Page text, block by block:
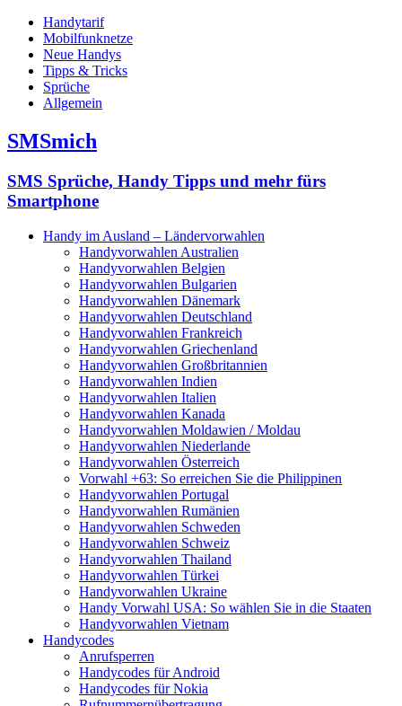
Handytarif
Mobilfunknetze
Neue Handys
Tipps & Tricks
Sprüche
Allgemein
SMSmich
SMS Sprüche, Handy Tipps und mehr fürs
Smartphone
Handy im Ausland – Ländervorwahlen
Handyvorwahlen Australien
Handyvorwahlen Belgien
Handyvorwahlen Bulgarien
Handyvorwahlen Dänemark
Handyvorwahlen Deutschland
Handyvorwahlen Frankreich
Handyvorwahlen Griechenland
Handyvorwahlen Großbritannien
Handyvorwahlen Indien
Handyvorwahlen Italien
Handyvorwahlen Kanada
Handyvorwahlen Moldawien / Moldau
Handyvorwahlen Niederlande
Handyvorwahlen Österreich
Vorwahl +63: So erreichen Sie die Philippinen
Handyvorwahlen Portugal
Handyvorwahlen Rumänien
Handyvorwahlen Schweden
Handyvorwahlen Schweiz
Handyvorwahlen Thailand
Handyvorwahlen Türkei
Handyvorwahlen Ukraine
Handy Vorwahl USA: So wählen Sie in die Staaten
Handyvorwahlen Vietnam
Handycodes
Anrufsperren
Handycodes für Android
Handycodes für Nokia